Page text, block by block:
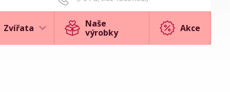
Zvířata
Naše
výrobky
Akce